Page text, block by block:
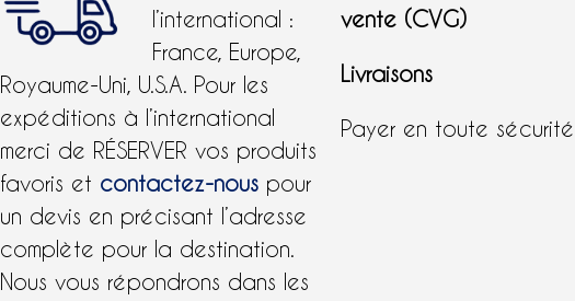
l’international :
France, Europe,
Royaume-Uni, U.S.A. Pour les
expéditions à l’international
merci de RÉSERVER vos produits
favoris et contactez-nous pour
un devis en précisant l’adresse
complète pour la destination.
Nous vous répondrons dans les
vente (CVG)
Livraisons
Payer en toute